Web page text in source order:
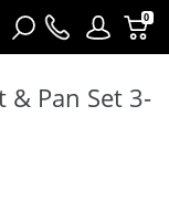
0
& Pan Set 3-